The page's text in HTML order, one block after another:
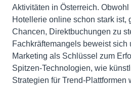
Aktivitäten in Österreich.
Hotellerie online schon stark ist,
Chancen, Direktbuchungen zu
Fachkräftemangels beweist sich
Marketing als Schlüssel zum
Spitzen-Technologien, wie
Strategien für Trend-Plattformen